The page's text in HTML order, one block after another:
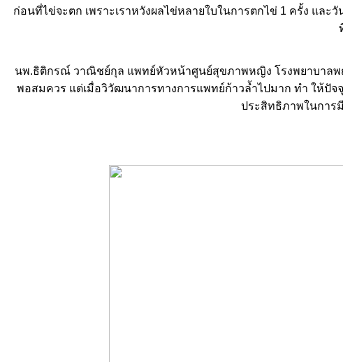
ก่อนที่ไข่จะตก เพราะเราหวังผลไข่หลายใบในการตกไข่ 1 ครั้ง แล
นพ.ธิติกรณ์ วาณิชย์กุล แพทย์หัวหน้าศูนย์สุขภาพหญิง โรงพยาบาลพ
พอสมควร แต่เมื่อวิวัฒนาการทางการแพทย์ก้าวล้ำไปมาก ทำ ให้ปั
ประสิทธิภาพในการ